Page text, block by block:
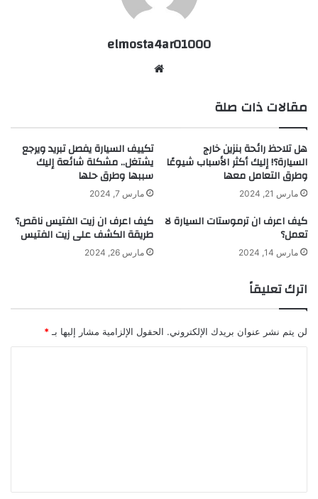
elmosta4ar01000
مقالات ذات صلة
هل تلاحظ رائحة بنزين خارج
السيارة؟! إليك أكثر الأسباب شيوعًا
وطرق التعامل معها
مارس 21, 2024
تكييف السيارة يفصل تبريد ويرجع
يشتغل.. مشكلة شائعة إليك
سببها وطرق حلها
مارس 7, 2024
كيف اعرف ان ترموستات السيارة لا
تعمل؟
مارس 14, 2024
كيف اعرف ان زيت الفتيس ناقص؟
طريقة الكشف على زيت الفتيس
مارس 26, 2024
اترك تعليقاً
لن يتم نشر عنوان بريدك الإلكتروني. الحقول الإلزامية مشار إليها بـ *